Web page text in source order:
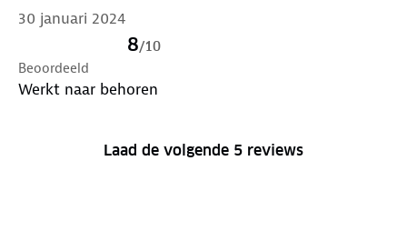
30 januari 2024
8/10
Beoordeeld
Werkt naar behoren
Laad de volgende 5 reviews